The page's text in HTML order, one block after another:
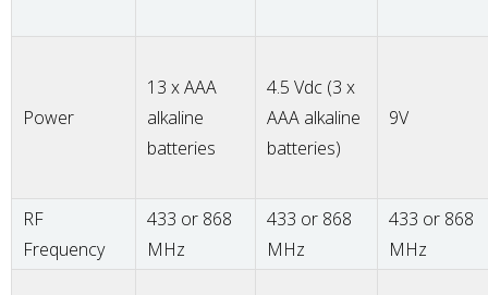
Power
13 x AAA
alkaline
batteries
4.5 Vdc (3 x
AAA alkaline
batteries)
9V
RF
Frequency
433 or 868
MHz
433 or 868
MHz
433 or 868
MHz